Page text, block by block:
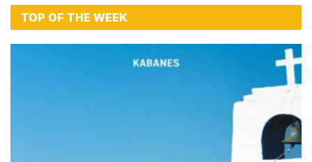
TOP OF THE WEEK